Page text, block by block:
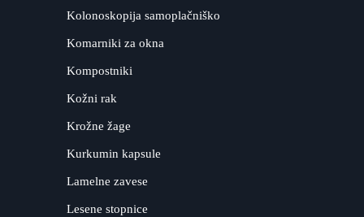
Kolonoskopija samoplačniško
Komarniki za okna
Kompostniki
Kožni rak
Krožne žage
Kurkumin kapsule
Lamelne zavese
Lesene stopnice